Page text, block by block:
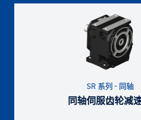
设计，提供正确的技术解
SR 系列 - 同轴
同轴伺服齿轮减